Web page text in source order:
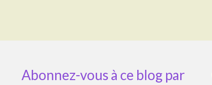
Abonnez-vous à ce blog par